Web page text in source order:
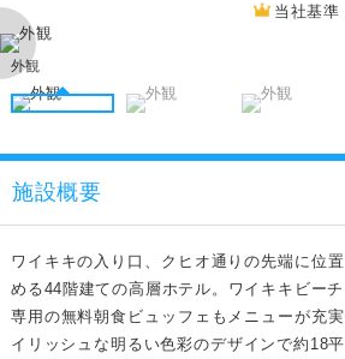
当社基準
外観
施設概要
ワイキキの入り口、クヒオ通りの先端に位
める44階建ての高層ホテル。ワイキキビー
専用の無料朝食ビュッフェもメニューが充
イリッシュな明るい色彩のデザインで約18